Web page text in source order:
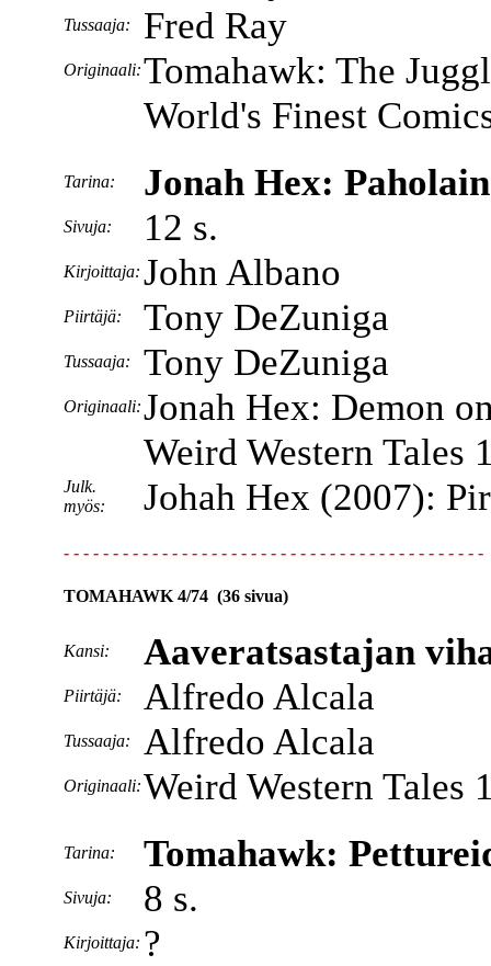
Tussaaja: Fred Ray
Originaali:Tomahawk: The
World's Finest
Tarina: Jonah Hex:
Sivuja: 12 s.
Kirjoittaja: John Albano
Piirtäjä: Tony DeZuniga
Tussaaja: Tony DeZuniga
Originaali:Jonah Hex: Demon
Weird Western Tales
Julk.
myös:
Johah Hex (2007):
- - - - - - - - - - - - - - - - - - - - - - - - - - - - - - - - - - - - - - - - - - -
TOMAHAWK 4/74 (36 sivua)
Kansi: Aaveratsastajan
Piirtäjä: Alfredo Alcala
Tussaaja: Alfredo Alcala
Originaali:Weird Western Tales
Tarina: Tomahawk:
Sivuja: 8 s.
Kirjoittaja: ?